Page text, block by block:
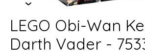
LEGO Obi-Wan
Darth Vader -